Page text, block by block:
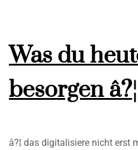
Was du
besorgen â?¦
â?¦ das digitalisiere nicht erst